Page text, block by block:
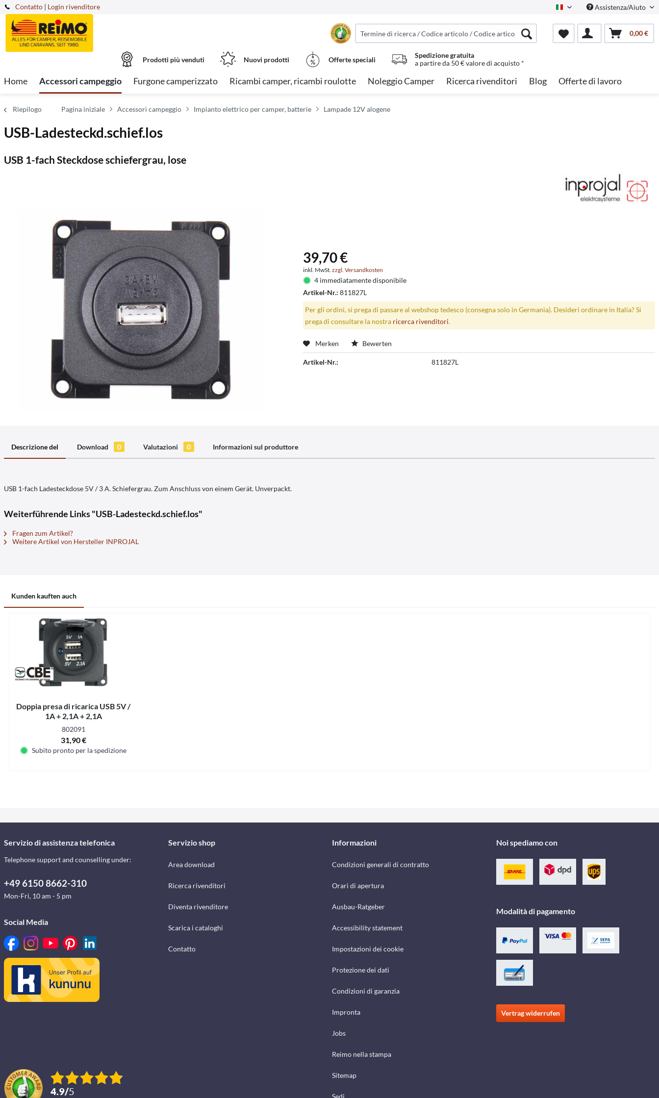
Contatto Italian Assistenza/Aiuto
| Login rivenditore
0,00 €
Prodotti più venduti Nuovi prodotti Offerte speciali
Spedizione gratuita
a partire da 50 € valore di acquisto *
Home Accessori campeggio Furgone camperizzato Ricambi camper, ricambi roulotte Noleggio Camper Ricerca rivenditori Blog Offerte di lavoro
Riepilogo Pagina iniziale Accessori campeggio Impianto elettrico per camper, batterie Lampade 12V alogene
USB-Ladesteckd.schief.los
USB 1-fach Steckdose schiefergrau, lose
39,70 €
inkl. MwSt. zzgl. Versandkosten
4 immediatamente disponibile
Artikel-Nr.: 811827L
Per gli ordini, si prega di passare al webshop tedesco (consegna solo in Germania). Desideri ordinare in Italia? Si
prega di consultare la nostra ricerca rivenditori.
Merken Bewerten
Artikel-Nr.: 811827L
Descrizione del Download 0 Valutazioni 0 Informazioni sul produttore
USB 1-fach Ladesteckdose 5V / 3 A. Schiefergrau. Zum Anschluss von einem Gerät. Unverpackt.
Weiterführende Links "USB-Ladesteckd.schief.los"
Fragen zum Artikel?
Weitere Artikel von Hersteller INPROJAL
Kunden kauften auch
Doppia presa di ricarica USB 5V /
1A + 2,1A + 2,1A
802091
31,90 €
Subito pronto per la spedizione
Servizio di assistenza telefonica
Telephone support and counselling under:
+49 6150 8662-310
Mon-Fri, 10 am - 5 pm
Social Media
4.9/5
Servizio shop
Area download
Ricerca rivenditori
Diventa rivenditore
Scarica i cataloghi
Contatto
Informazioni
Condizioni generali di contratto
Orari di apertura
Ausbau-Ratgeber
Accessibility statement
Impostazioni dei cookie
Protezione dei dati
Condizioni di garanzia
Impronta
Jobs
Reimo nella stampa
Sitemap
Sedi
Noi spediamo con
Modalità di pagamento
Vertrag widerrufen